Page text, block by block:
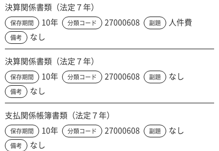
決算関係書類（法定７年）
保存期間 10年 分類コード 27000608 副題 人件費
備考 なし
決算関係書類（法定７年）
保存期間 10年 分類コード 27000608 副題 なし
備考 なし
支払関係帳簿書類（法定７年）
保存期間 10年 分類コード 27000608 副題 なし
備考 なし